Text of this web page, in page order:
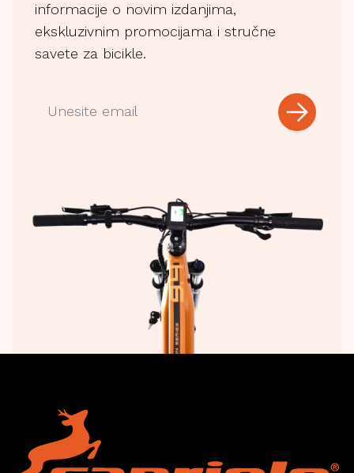
informacije o novim izdanjima,
ekskluzivnim promocijama i stručne
savete za bicikle.